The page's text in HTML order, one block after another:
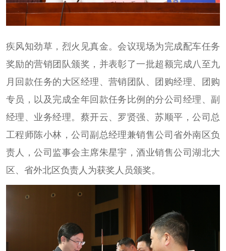
疾风知劲草，烈火见真金。会议现场为完成配车任务
奖励的营销团队颁奖，并表彰了一批超额完成八至九
月回款任务的大区经理、营销团队、团购经理、团购
专员，以及完成全年回款任务比例的分公司经理、副
经理、业务经理。蔡开云、罗贤强、苏顺平，公司总
工程师陈小林，公司副总经理兼销售公司省外南区负
责人，公司监事会主席朱星宇，酒业销售公司湖北大
区、省外北区负责人为获奖人员颁奖。